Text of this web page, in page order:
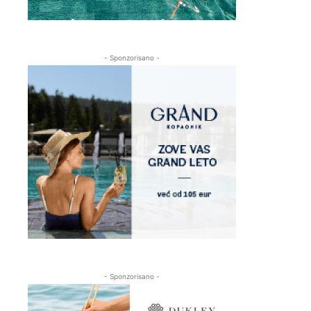
- Sponzorisano -
- Sponzorisano -